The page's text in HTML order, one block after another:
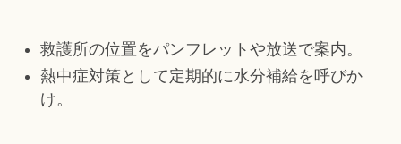
救護所の位置をパンフレットや放送で案内。
熱中症対策として定期的に水分補給を呼びか
け。